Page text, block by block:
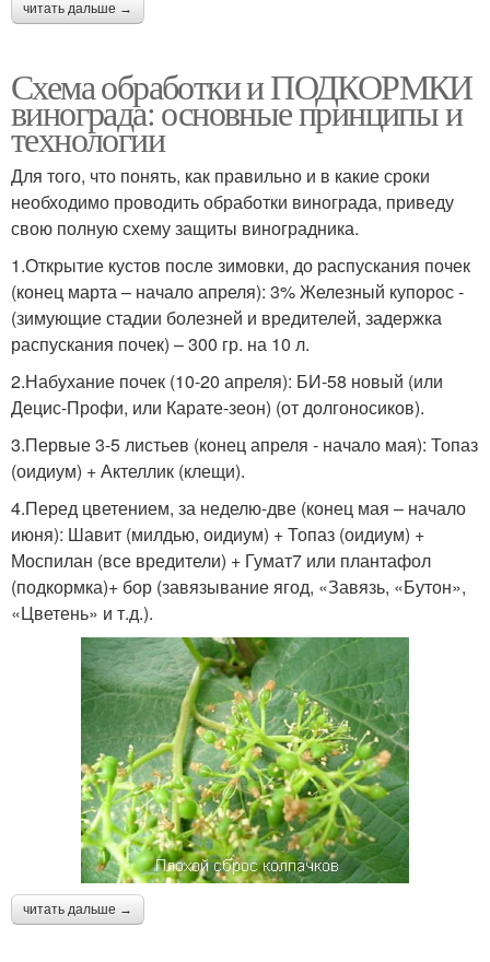
читать дальше →
Схема обработки и ПОДКОРМКИ
винограда: основные принципы и
технологии
Для того, что понять, как правильно и в какие сроки
необходимо проводить обработки винограда, приведу
свою полную схему защиты виноградника.
1.Открытие кустов после зимовки, до распускания почек
(конец марта – начало апреля): 3% Железный купорос -
(зимующие стадии болезней и вредителей, задержка
распускания почек) – 300 гр. на 10 л.
2.Набухание почек (10-20 апреля): БИ-58 новый (или
Децис-Профи, или Карате-зеон) (от долгоносиков).
3.Первые 3-5 листьев (конец апреля - начало мая): Топаз
(оидиум) + Актеллик (клещи).
4.Перед цветением, за неделю-две (конец мая – начало
июня): Шавит (милдью, оидиум) + Топаз (оидиум) +
Моспилан (все вредители) + Гумат7 или плантафол
(подкормка)+ бор (завязывание ягод, «Завязь, «Бутон»,
«Цветень» и т.д.).
читать дальше →